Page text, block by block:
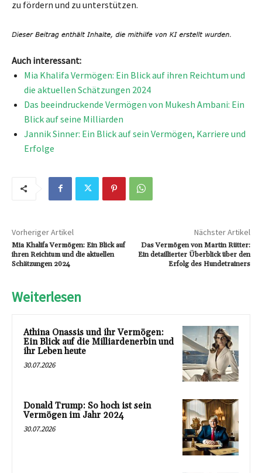
zu fördern und zu unterstützen.
Auch interessant:
Mia Khalifa Vermögen: Ein Blick auf ihren Reichtum und
die aktuellen Schätzungen 2024
Das beeindruckende Vermögen von Mukesh Ambani: Ein
Blick auf seine Milliarden
Jannik Sinner: Ein Blick auf sein Vermögen, Karriere und
Erfolge
Vorheriger Artikel
Mia Khalifa Vermögen: Ein Blick auf
ihren Reichtum und die aktuellen
Schätzungen 2024
Nächster Artikel
Das Vermögen von Martin Rütter:
Ein detaillierter Überblick über den
Erfolg des Hundetrainers
Weiterlesen
Athina Onassis und ihr Vermögen:
Ein Blick auf die Milliardenerbin und
ihr Leben heute
30.07.2026
Donald Trump: So hoch ist sein
Vermögen im Jahr 2024
30.07.2026